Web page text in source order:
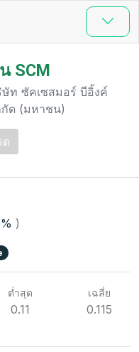
SCM
ษัท ซัคเซสมอร์ บีอิ้งค์
กัด (มหาชน)
ด
)
ต่ำสุด
0.11
เฉลี่ย
0.115